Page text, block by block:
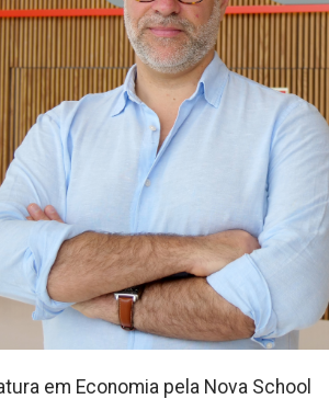
em Economia pela Nova School